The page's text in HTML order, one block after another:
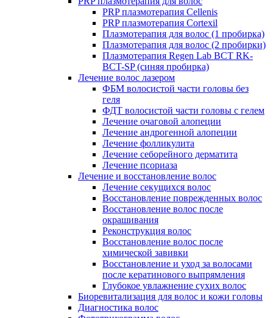
PRP плазмотерапия Cellenis
PRP плазмотерапия Cortexil
Плазмотерапия для волос (1 пробирка)
Плазмотерапия для волос (2 пробирки)
Плазмотерапия Regen Lab BCT RK-
BCT-SP (синяя пробирка)
Лечение волос лазером
ФБМ волосистой части головы без
геля
ФДТ волосистой части головы с гелем
Лечение очаговой алопеции
Лечение андрогенной алопеции
Лечение фолликулита
Лечение себорейного дерматита
Лечение псориаза
Лечение и восстановление волос
Лечение секущихся волос
Восстановление поврежденных волос
Восстановление волос после
окрашивания
Реконструкция волос
Восстановление волос после
химической завивки
Восстановление и уход за волосами
после кератинового выпрямления
Глубокое увлажнение сухих волос
Биоревитализация для волос и кожи головы
Диагностика волос